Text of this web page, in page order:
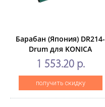
Барабан (Япония) DR214-
Drum для KONICA
MINOLTA BizhubC227/287
(CET) Black, 105000 стр.,
CET6607
1 553.20 р.
получить скидку